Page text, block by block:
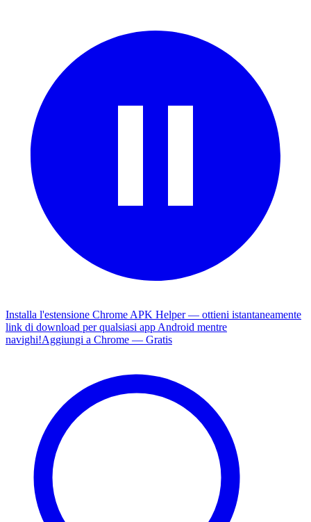
Installa l'estensione Chrome APK Helper — ottieni istantaneamente
link di download per qualsiasi app Android mentre
navighi!Aggiungi a Chrome — Gratis